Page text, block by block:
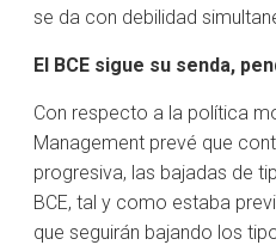
se da con debilidad
El BCE sigue su senda,
Con respecto a la política
Management prevé que
progresiva, las bajadas de
BCE, tal y como estaba
que seguirán bajando los